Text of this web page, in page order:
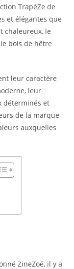
TrapèZe de
et élégantes que
chaleureux, le
bois de hêtre
leur caractère
leur
déterminés et
de la marque
auxquelles
ZineZoé, il y a